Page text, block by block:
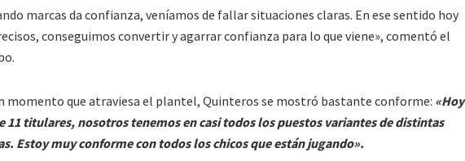
marcas da confianza, veníamos de fallar situaciones claras. En ese sentido hoy
conseguimos convertir y agarrar confianza para lo que viene», comentó el
momento que atraviesa el plantel, Quinteros se mostró bastante conforme: «Hoy
11 titulares, nosotros tenemos en casi todos los puestos variantes de distintas
Estoy muy conforme con todos los chicos que están jugando».